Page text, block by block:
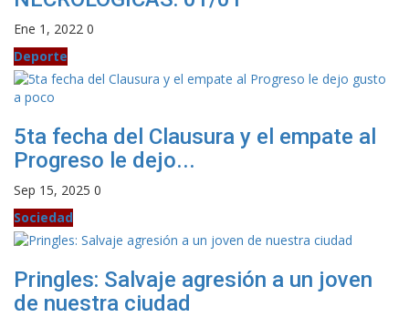
Ene 1, 2022 0
Deporte
5ta fecha del Clausura y el empate al
Progreso le dejo...
Sep 15, 2025 0
Sociedad
Pringles: Salvaje agresión a un joven
de nuestra ciudad